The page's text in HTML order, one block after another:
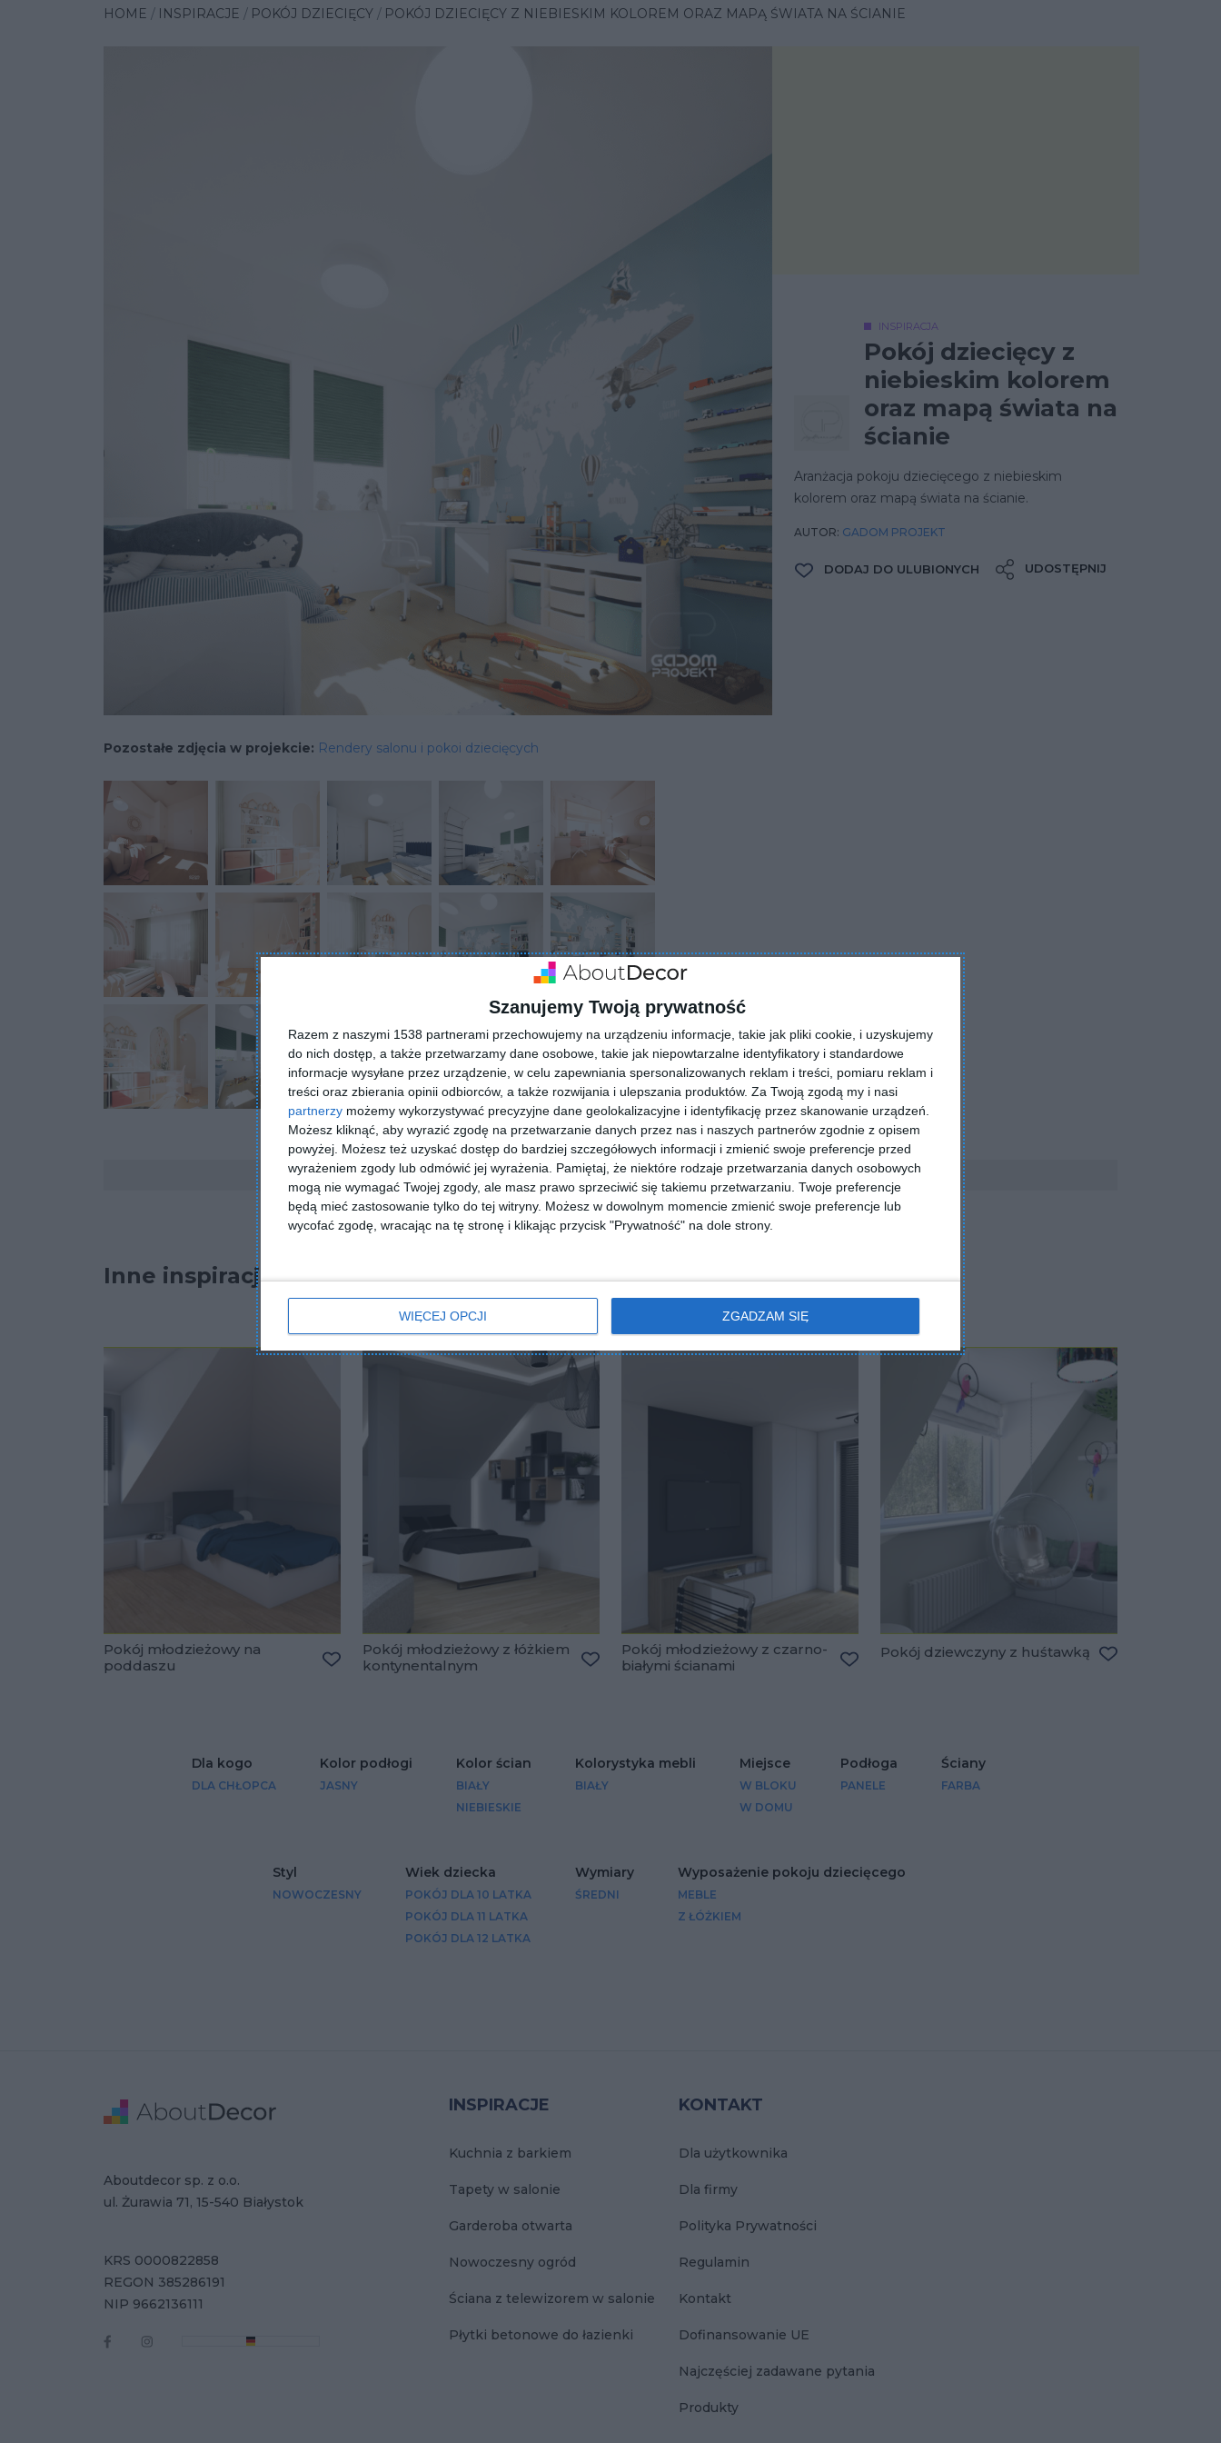
Szanujemy Twoją prywatność
Razem z naszymi 1538 partnerami przechowujemy na urządzeniu informacje, takie jak pliki cookie, i uzyskujemy
do nich dostęp, a także przetwarzamy dane osobowe, takie jak niepowtarzalne identyfikatory i standardowe
informacje wysyłane przez urządzenie, w celu zapewniania spersonalizowanych reklam i treści, pomiaru reklam i
treści oraz zbierania opinii odbiorców, a także rozwijania i ulepszania produktów. Za Twoją zgodą my i nasi
partnerzy możemy wykorzystywać precyzyjne dane geolokalizacyjne i identyfikację przez skanowanie urządzeń.
Możesz kliknąć, aby wyrazić zgodę na przetwarzanie danych przez nas i naszych partnerów zgodnie z opisem
powyżej. Możesz też uzyskać dostęp do bardziej szczegółowych informacji i zmienić swoje preferencje przed
wyrażeniem zgody lub odmówić jej wyrażenia.
Pamiętaj, że niektóre rodzaje przetwarzania danych osobowych
mogą nie wymagać Twojej zgody, ale masz prawo sprzeciwić się takiemu przetwarzaniu. Twoje preferencje
będą mieć zastosowanie tylko do tej witryny. Możesz w dowolnym momencie zmienić swoje preferencje lub
wycofać zgodę, wracając na tę stronę i klikając przycisk "Prywatność" na dole strony.
WIĘCEJ OPCJI ZGADZAM SIĘ
HOME INSPIRACJE POKÓJ DZIECIĘCY POKÓJ DZIECIĘCY Z NIEBIESKIM KOLOREM ORAZ MAPĄ ŚWIATA NA ŚCIANIE
INSPIRACJA
Pokój dziecięcy z
niebieskim kolorem
oraz mapą świata na
ścianie
Aranżacja pokoju dziecięcego z niebieskim
kolorem oraz mapą świata na ścianie.
AUTOR: GADOM PROJEKT
DODAJ DO ULUBIONYCH UDOSTĘPNIJ
Pozostałe zdjęcia w projekcie: Rendery salonu i pokoi dziecięcych
ZADAJ PYTANIE
Inne inspiracje
Pokój młodzieżowy na
poddaszu
Dodaj do ulubionych
Pokój młodzieżowy z łóżkiem
kontynentalnym
Dodaj do ulubionych
Pokój młodzieżowy z czarno-
białymi ścianami
Pokój dziewczyny z huśtawką
Dla kogo
DLA CHŁOPCA
Kolor podłogi
JASNY
Kolor ścian
BIAŁY
NIEBIESKIE
Kolorystyka mebli
BIAŁY
Miejsce
W BLOKU
W DOMU
Podłoga
PANELE
Ściany
FARBA
Styl
NOWOCZESNY
Wiek dziecka
POKÓJ DLA 10 LATKA
POKÓJ DLA 11 LATKA
POKÓJ DLA 12 LATKA
Wymiary
ŚREDNI
Wyposażenie pokoju dziecięcego
MEBLE
Z ŁÓŻKIEM
INSPIRACJE
Kuchnia z barkiem
Tapety w salonie
Garderoba otwarta
Nowoczesny ogród
Ściana z telewizorem w salonie
Płytki betonowe do łazienki
KONTAKT
Dla użytkownika
Dla firmy
Polityka Prywatności
Regulamin
Kontakt
Dofinansowanie UE
Najczęściej zadawane pytania
Produkty
Adres
Aboutdecor sp. z o.o.
ul. Żurawia 71, 15-540 Białystok
Dane Firmy
KRS 0000822858
REGON 385286191
NIP 9662136111